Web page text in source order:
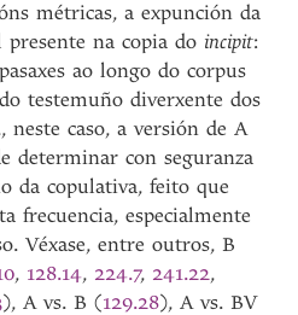
métricas, a expunción da
na copia do incipit:
ao longo do corpus
testemuño diverxente dos
neste caso, a versión de A
determinar con seguranza
da copulativa, feito que
frecuencia, especialmente
Véxase, entre outros, B
, 128.14, 224.7, 241.22,
), A vs. B (129.28), A vs. BV